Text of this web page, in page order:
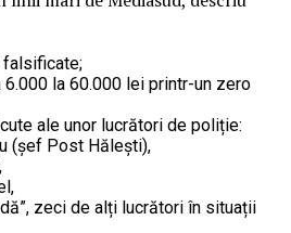
falsificate;
la 60.000 lei printr-un zero
ale unor lucrători de poliție:
(șef Post Hălești),
zeci de alți lucrători în situații